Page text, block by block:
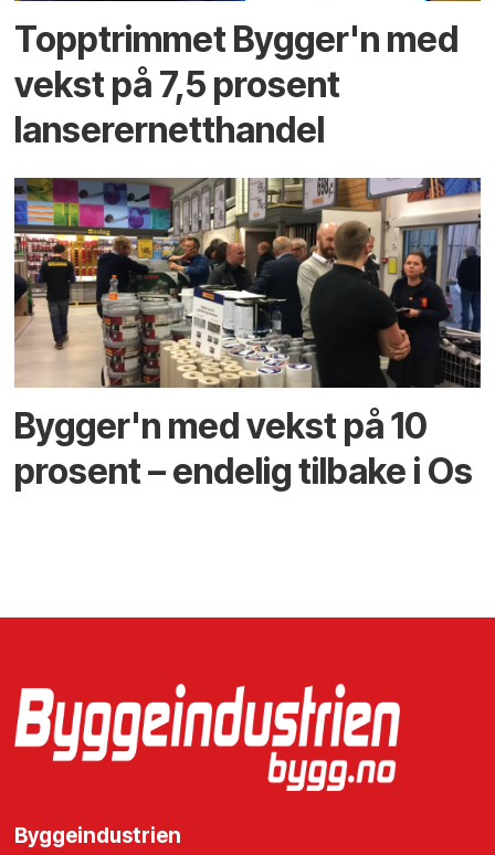
Topptrimmet Bygger'n med
vekst på 7,5 prosent
lanserernetthandel
Bygger'n med vekst på 10
prosent – endelig tilbake i Os
Byggeindustrien